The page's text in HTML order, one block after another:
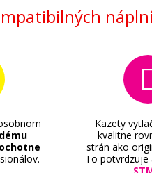
Kazety
kvalitne
strán ako
To potvrdzuje